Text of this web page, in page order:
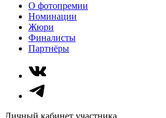
О фотопремии
Номинации
Жюри
Финалисты
Партнёры
Личный кабинет участника